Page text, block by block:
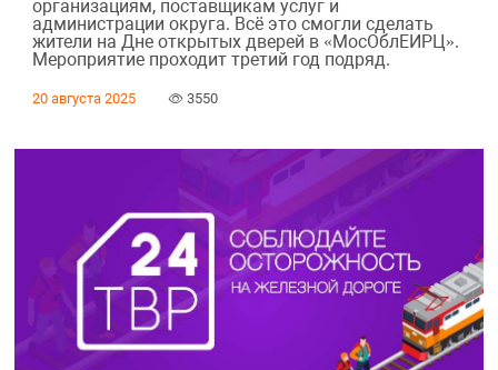
организациям, поставщикам услуг и
администрации округа. Всё это смогли сделать
жители на Дне открытых дверей в «МосОблЕИРЦ».
Мероприятие проходит третий год подряд.
20 августа 2025 3550